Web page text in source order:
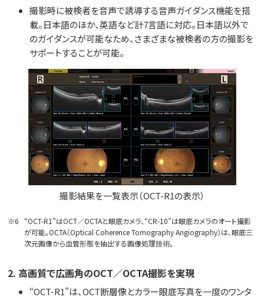
撮影時に被検者を音声で誘導する音声ガイダンス機能を搭
載。日本語のほか、英語など計7言語に対応。日本語以外で
のガイダンスが可能なため、さまざまな被検者の方の撮影を
サポートすることが可能。
撮影結果を一覧表示（OCT-R1の表示）
※6 “OCT-R1”はOCT／OCTAと眼底カメラ、“CR-10”は眼底カメラのオート撮影
が可能。OCTA（Optical Coherence Tomography Angiography）は、眼底三
次元画像から血管形態を抽出する画像処理技術。
2. 高画質で広画角のOCT／OCTA撮影を実現
“OCT-R1”は、OCT断層像とカラー眼底写真を一度のワンタ